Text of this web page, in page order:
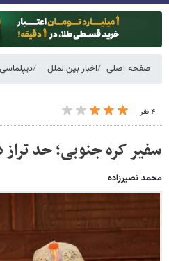
صفحه اصلی اخبار بین‌الملل دیپلماسی
۴ نفر
سفیر کره جنوبی؛ حد
محمد نصیرزاده